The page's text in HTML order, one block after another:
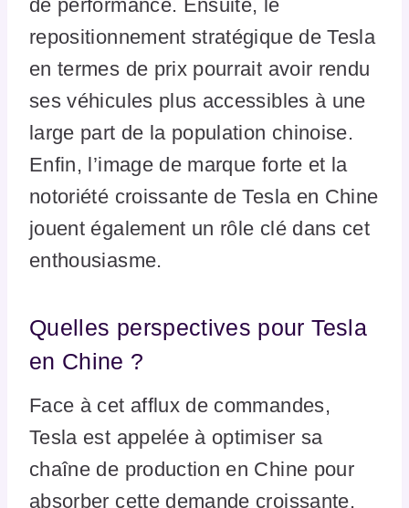
de performance. Ensuite, le
repositionnement stratégique de Tesla
en termes de prix pourrait avoir rendu
ses véhicules plus accessibles à une
large part de la population chinoise.
Enfin, l’image de marque forte et la
notoriété croissante de Tesla en Chine
jouent également un rôle clé dans cet
enthousiasme.
Quelles perspectives pour Tesla
en Chine ?
Face à cet afflux de commandes,
Tesla est appelée à optimiser sa
chaîne de production en Chine pour
absorber cette demande croissante.